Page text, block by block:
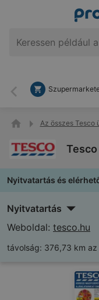
Vissza
Az összes Tesco
Nyitvatartás és
Nyitvatartás
Weboldal: tesco.hu
távolság: 376,73 km